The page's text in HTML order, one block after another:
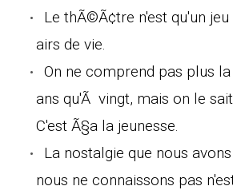
Le thÃ©Ã¢tre n'est qu'un
airs de vie.
On ne comprend pas plus
ans qu'Ã vingt, mais on le
C'est Ã§a la jeunesse.
La nostalgie que nous
nous ne connaissons pas